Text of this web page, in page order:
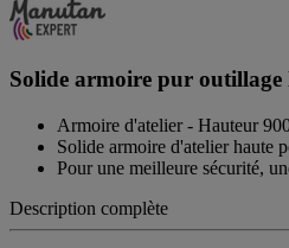
Solide armoire pur
Armoire d'atelier - Hauteur
Solide armoire d'atelier haute
Pour une meilleure sécurité,
Description complète